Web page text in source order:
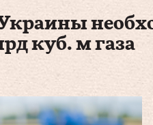
куб. м газа